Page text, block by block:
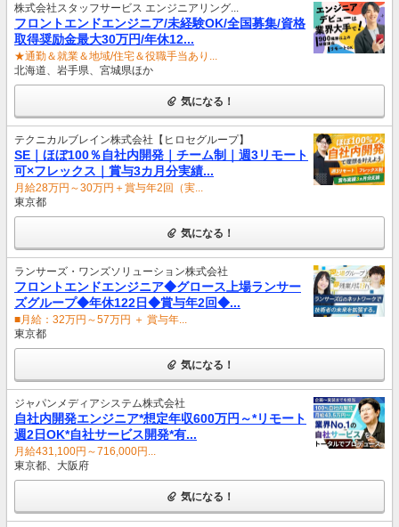
株式会社スタッフサービス エンジニアリング...
フロントエンドエンジニア/未経験OK/全国募集/資格
取得奨励金最大30万円/年休12...
★通勤＆就業＆地域/住宅＆役職手当あり...
北海道、岩手県、宮城県ほか
気になる！
テクニカルブレイン株式会社【ヒロセグループ】
SE｜ほぼ100％自社内開発｜チーム制｜週3リモート
可×フレックス｜賞与3カ月分実績...
月給28万円～30万円＋賞与年2回（実...
東京都
気になる！
ランサーズ・ワンズソリューション株式会社
フロントエンドエンジニア◆グロース上場ランサー
ズグループ◆年休122日◆賞与年2回◆...
■月給：32万円～57万円 ＋ 賞与年...
東京都
気になる！
ジャパンメディアシステム株式会社
自社内開発エンジニア*想定年収600万円～*リモート
週2日OK*自社サービス開発*有...
月給431,100円～716,000円...
東京都、大阪府
気になる！